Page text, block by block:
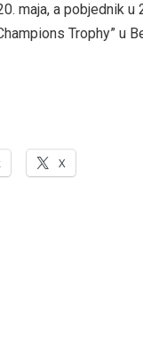
maja, a pobjednik u
Trophy” u
X